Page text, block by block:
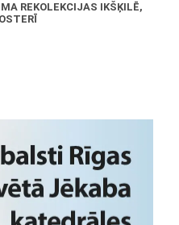
REKOLEKCIJAS IKŠĶILĒ,